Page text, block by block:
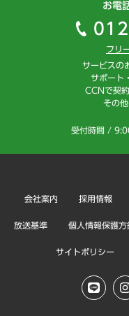
お電
フリ
サービスの
サポート
CCNで契
その
受付時間 /
会社案内 採用情報
放送基準 個人情報保護方
サイトポリシー